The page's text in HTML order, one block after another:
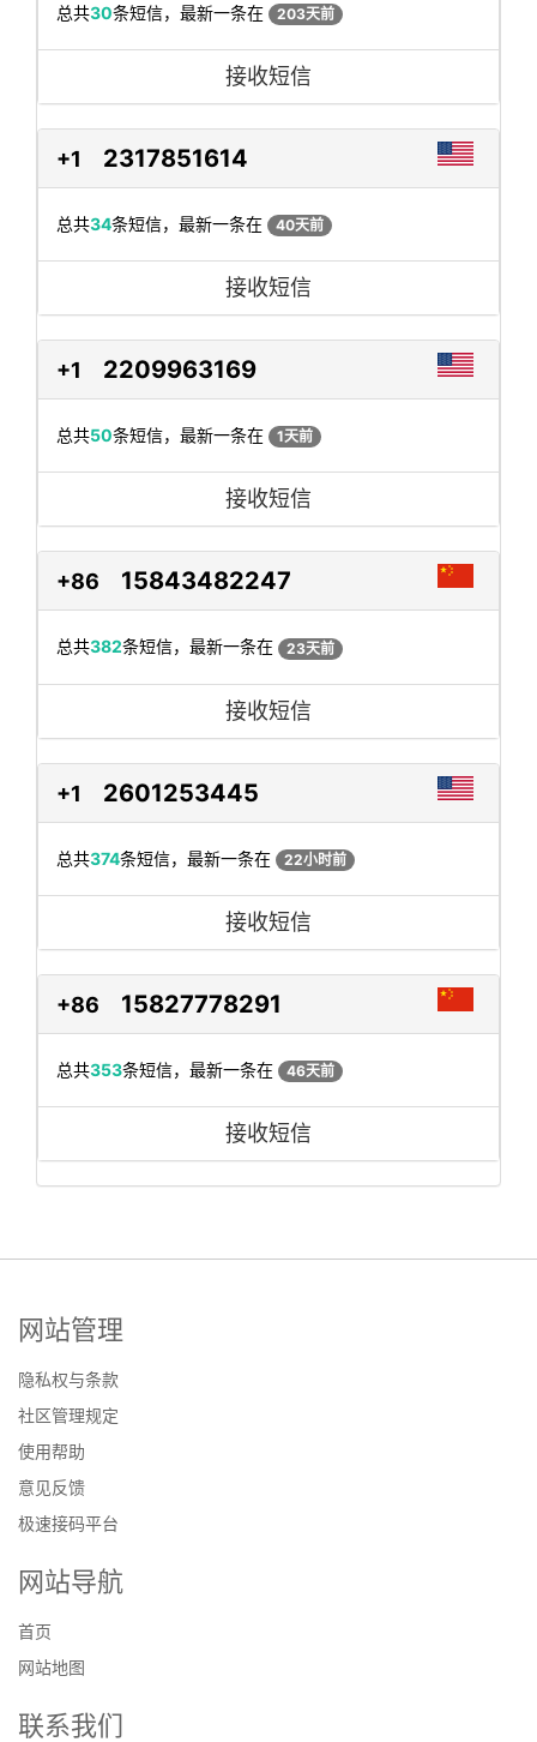
总共30条短信，最新一条在 203天前
接收短信
+1 2317851614
总共34条短信，最新一条在 40天前
接收短信
+1 2209963169
总共50条短信，最新一条在 1天前
接收短信
+86 15843482247
总共382条短信，最新一条在 23天前
接收短信
+1 2601253445
总共374条短信，最新一条在 22小时前
接收短信
+86 15827778291
总共353条短信，最新一条在 46天前
接收短信
网站管理
隐私权与条款
社区管理规定
使用帮助
意见反馈
极速接码平台
网站导航
首页
网站地图
联系我们